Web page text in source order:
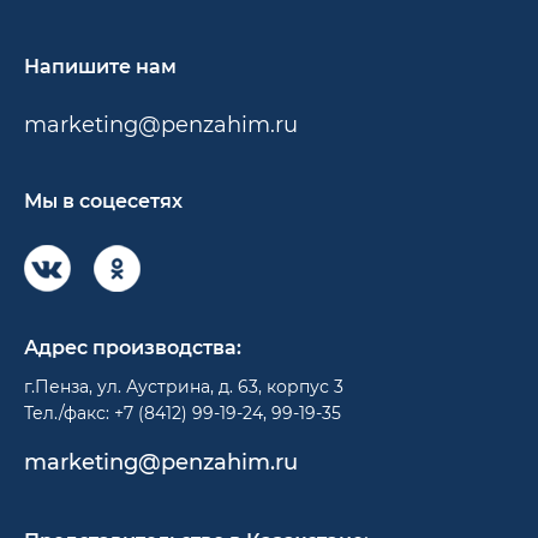
Напишите нам
marketing@penzahim.ru
Мы в соцесетях
Адрес производства:
г.Пенза, ул. Аустрина, д. 63, корпус 3
Тел./факс: +7 (8412) 99-19-24, 99-19-35
marketing@penzahim.ru